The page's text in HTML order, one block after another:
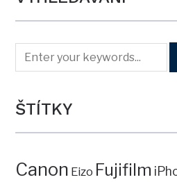
ŠTÍTKY
Canon Eizo Fujifilm